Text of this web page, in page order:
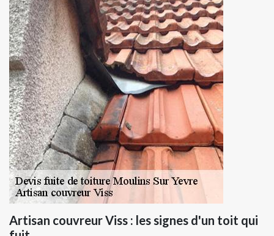
Artisan couvreur Viss : les signes d'un toit qui